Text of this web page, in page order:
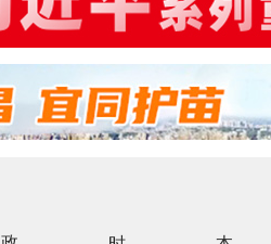
政情 时事 本地